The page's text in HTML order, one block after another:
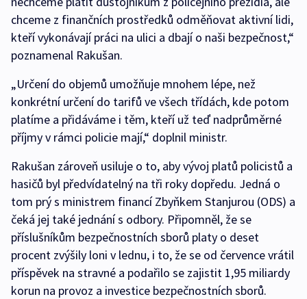
chceme z finančních prostředků odměňovat aktivní lidi,
kteří vykonávají práci na ulici a dbají o naši bezpečnost,“
poznamenal Rakušan.
„Určení do objemů umožňuje mnohem lépe, než
konkrétní určení do tarifů ve všech třídách, kde potom
platíme a přidáváme i těm, kteří už teď nadprůměrné
příjmy v rámci policie mají,“ doplnil ministr.
Rakušan zároveň usiluje o to, aby vývoj platů policistů a
hasičů byl předvídatelný na tři roky dopředu. Jedná o
tom prý s ministrem financí Zbyňkem Stanjurou (ODS) a
čeká jej také jednání s odbory. Připomněl, že se
příslušníkům bezpečnostních sborů platy o deset
procent zvýšily loni v lednu, i to, že se od července vrátil
příspěvek na stravné a podařilo se zajistit 1,95 miliardy
korun na provoz a investice bezpečnostních sborů.